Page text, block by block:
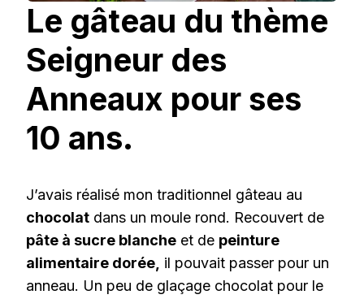
Le gâteau du thème
Seigneur des
Anneaux pour ses
10 ans.
J’avais réalisé mon traditionnel gâteau au
chocolat dans un moule rond. Recouvert de
pâte à sucre blanche et de peinture
alimentaire dorée, il pouvait passer pour un
anneau. Un peu de glaçage chocolat pour le